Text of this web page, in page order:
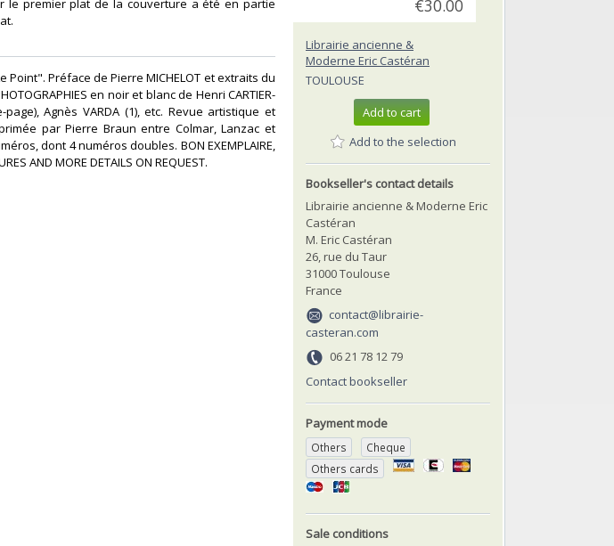
le premier plat de la couverture a été en partie
Point". Préface de Pierre MICHELOT et extraits du
en noir et blanc de Henri CARTIER-
Agnès VARDA (1), etc. Revue artistique et
par Pierre Braun entre Colmar, Lanzac et
dont 4 numéros doubles. BON EXEMPLAIRE,
AND MORE DETAILS ON REQUEST.
€30.00
Librairie ancienne &
Moderne Eric Castéran
TOULOUSE
Add to cart
Add to the selection
Bookseller's contact details
Librairie ancienne & Moderne Eric
Castéran
M. Eric Castéran
26, rue du Taur
31000 Toulouse
France
contact@librairie-
casteran.com
06 21 78 12 79
Contact bookseller
Payment mode
Others
Cheque
Others cards
Sale conditions